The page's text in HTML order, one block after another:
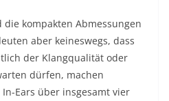
die kompakten Abmessungen
aber keineswegs, dass
der Klangqualität oder
dürfen, machen
Ears über insgesamt vier